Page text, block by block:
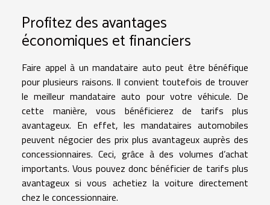
Profitez des avantages
économiques et financiers
Faire appel à un mandataire auto peut être bénéfique
pour plusieurs raisons. Il convient toutefois de trouver
le meilleur mandataire auto pour votre véhicule. De
cette manière, vous bénéficierez de tarifs plus
avantageux. En effet, les mandataires automobiles
peuvent négocier des prix plus avantageux auprès des
concessionnaires. Ceci, grâce à des volumes d’achat
importants. Vous pouvez donc bénéficier de tarifs plus
avantageux si vous achetiez la voiture directement
chez le concessionnaire.